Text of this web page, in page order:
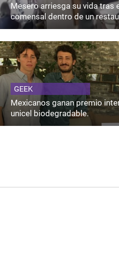
Mesero arriesga su vida tras
comensal dentro de un
GEEK
Mexicanos ganan premio
unicel biodegradable.